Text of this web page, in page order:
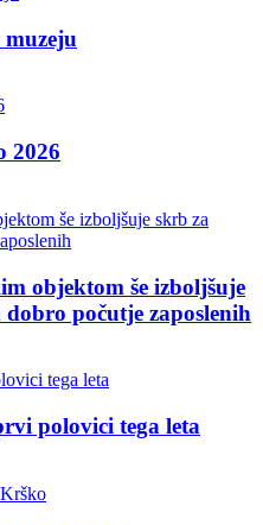
2026
objektom še izboljšuje
počutje zaposlenih
polovici tega leta